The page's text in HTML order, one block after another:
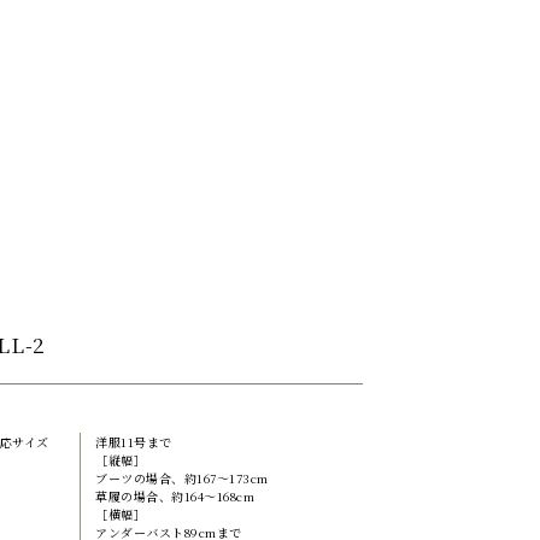
2
サイズ
洋服11号まで
［縦幅］
ブーツの場合、約167～173cm
草履の場合、約164～168cm
［横幅］
アンダーバスト89cmまで